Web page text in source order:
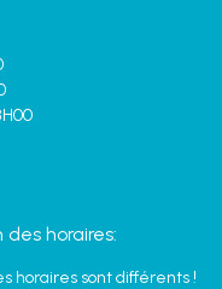
horaires:
horaires sont différents !